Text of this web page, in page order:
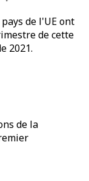
de l'UE ont
de cette
2021.
de la